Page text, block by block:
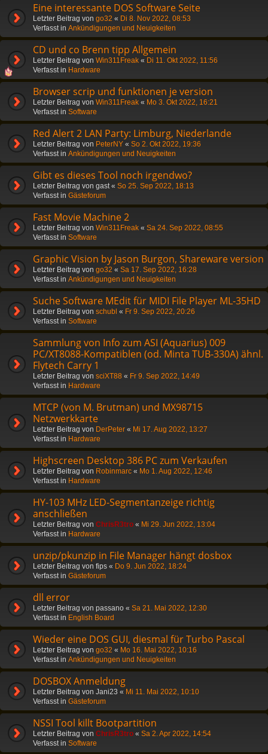
Eine interessante DOS Software Seite
Letzter Beitrag von go32 « Di 8. Nov 2022, 08:53
Verfasst in Ankündigungen und Neuigkeiten
CD und co Brenn tipp Allgemein
Letzter Beitrag von Win311Freak « Di 11. Okt 2022, 11:56
Verfasst in Hardware
Browser scrip und funktionen je version
Letzter Beitrag von Win311Freak « Mo 3. Okt 2022, 16:21
Verfasst in Software
Red Alert 2 LAN Party: Limburg, Niederlande
Letzter Beitrag von PeterNY « So 2. Okt 2022, 19:36
Verfasst in Ankündigungen und Neuigkeiten
Gibt es dieses Tool noch irgendwo?
Letzter Beitrag von gast« So 25. Sep 2022, 18:13
Verfasst in Gästeforum
Fast Movie Machine 2
Letzter Beitrag von Win311Freak « Sa 24. Sep 2022, 08:55
Verfasst in Software
Graphic Vision by Jason Burgon, Shareware version
Letzter Beitrag von go32 « Sa 17. Sep 2022, 16:28
Verfasst in Ankündigungen und Neuigkeiten
Suche Software MEdit für MIDI File Player ML-35HD
Letzter Beitrag von schubl « Fr 9. Sep 2022, 20:26
Verfasst in Software
Sammlung von Info zum ASI (Aquarius) 009
PC/XT8088-Kompatiblen (od. Minta TUB-330A) ähnl.
Flytech Carry 1
Letzter Beitrag von sciXT88 « Fr 9. Sep 2022, 14:49
Verfasst in Hardware
MTCP (von M. Brutman) und MX98715
Netzwerkkarte
Letzter Beitrag von DerPeter « Mi 17. Aug 2022, 13:27
Verfasst in Hardware
Highscreen Desktop 386 PC zum Verkaufen
Letzter Beitrag von Robinmarc « Mo 1. Aug 2022, 12:46
Verfasst in Hardware
HY-103 MHz LED-Segmentanzeige richtig
anschließen
Letzter Beitrag von ChrisR3tro « Mi 29. Jun 2022, 13:04
Verfasst in Hardware
unzip/pkunzip in File Manager hängt dosbox
Letzter Beitrag von fips « Do 9. Jun 2022, 18:24
Verfasst in Gästeforum
dll error
Letzter Beitrag von passano « Sa 21. Mai 2022, 12:30
Verfasst in English Board
Wieder eine DOS GUI, diesmal für Turbo Pascal
Letzter Beitrag von go32 « Mo 16. Mai 2022, 10:16
Verfasst in Ankündigungen und Neuigkeiten
DOSBOX Anmeldung
Letzter Beitrag von Jani23 « Mi 11. Mai 2022, 10:10
Verfasst in Gästeforum
NSSI Tool killt Bootpartition
Letzter Beitrag von ChrisR3tro « Sa 2. Apr 2022, 14:54
Verfasst in Software